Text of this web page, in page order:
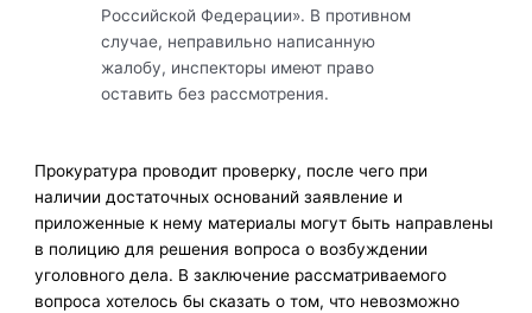
Российской Федерации». В противном
случае, неправильно написанную
жалобу, инспекторы имеют право
оставить без рассмотрения.
Прокуратура проводит проверку, после чего при
наличии достаточных оснований заявление и
приложенные к нему материалы могут быть направлены
в полицию для решения вопроса о возбуждении
уголовного дела. В заключение рассматриваемого
вопроса хотелось бы сказать о том, что невозможно